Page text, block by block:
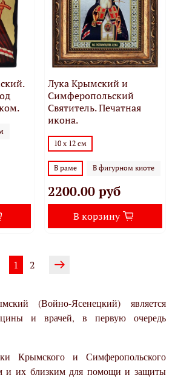
Лука Крымский и
Симферопольский
Святитель. Печатная
икона.
10 х 12 см
В раме В фигурном киоте
2200.00 руб
В корзину
1 2
(Войно-Ясенецкий) является
и врачей, в первую очередь
Крымского и Симферопольского
и их близким для помощи и защиты